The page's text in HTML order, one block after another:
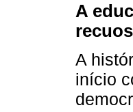
A
A
início